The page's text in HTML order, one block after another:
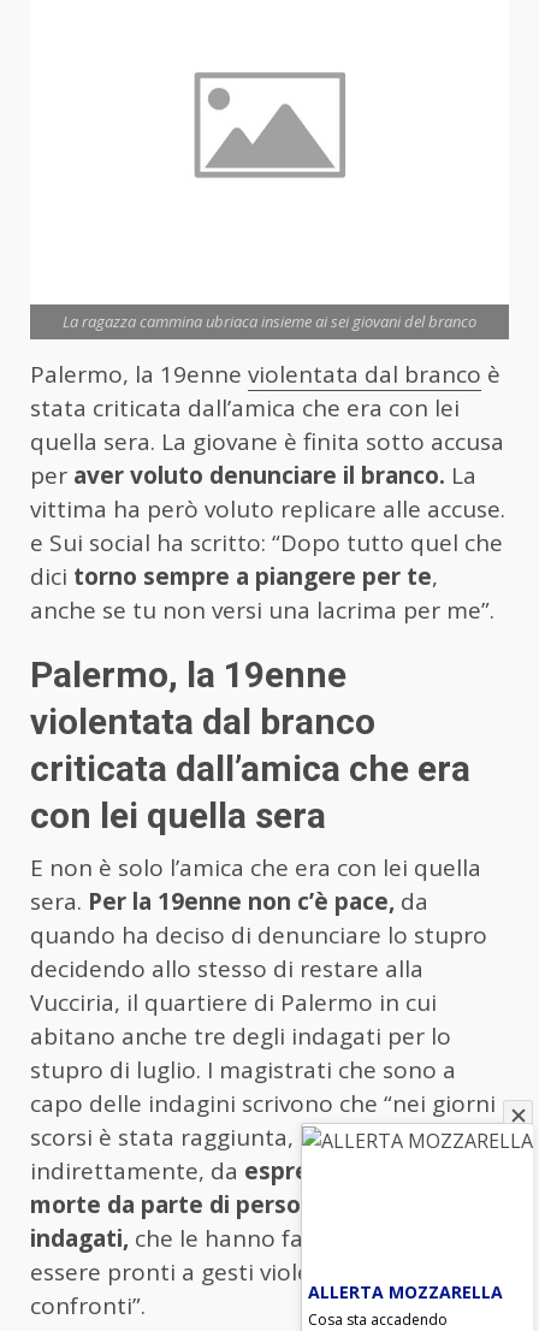
La ragazza cammina ubriaca insieme ai sei giovani del branco
Palermo, la 19enne violentata dal branco è
stata criticata dall’amica che era con lei
quella sera. La giovane è finita sotto accusa
per aver voluto denunciare il branco. La
vittima ha però voluto replicare alle accuse.
e Sui social ha scritto: “Dopo tutto quel che
dici torno sempre a piangere per te,
anche se tu non versi una lacrima per me”.
Palermo, la 19enne
violentata dal branco
criticata dall’amica che era
con lei quella sera
E non è solo l’amica che era con lei quella
sera. Per la 19enne non c’è pace, da
quando ha deciso di denunciare lo stupro
decidendo allo stesso di restare alla
Vucciria, il quartiere di Palermo in cui
abitano anche tre degli indagati per lo
stupro di luglio. I magistrati che sono a
capo delle indagini scrivono che “nei giorni
scorsi è stata raggiunta, seppur
indirettamente, da espresse minacce di
morte da parte di persone vicine agli
indagati, che le hanno fatto sapere di
essere pronti a gesti violenti nei suoi
confronti”.
ALLERTA MOZZARELLA
Cosa sta accadendo